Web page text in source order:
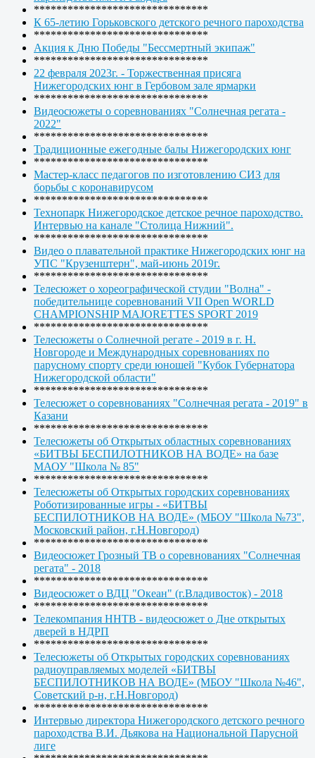
*******************************
К 65-летию Горьковского детского речного пароходства
*******************************
Акция к Дню Победы "Бессмертный экипаж"
*******************************
22 февраля 2023г. - Торжественная присяга
Нижегородских юнг в Гербовом зале ярмарки
*******************************
Видеосюжеты о соревнованиях "Солнечная регата -
2022"
*******************************
Традиционные ежегодные балы Нижегородских юнг
*******************************
Мастер-класс педагогов по изготовлению СИЗ для
борьбы с коронавирусом
*******************************
Технопарк Нижегородское детское речное пароходство.
Интервью на канале "Столица Нижний".
*******************************
Видео о плавательной практике Нижегородских юнг на
УПС "Крузенштерн", май-июнь 2019г.
*******************************
Телесюжет о хореографической студии "Волна" -
победительнице соревнований VII Open WORLD
CHAMPIONSHIP MAJORETTES SPORT 2019
*******************************
Телесюжеты о Солнечной регате - 2019 в г. Н.
Новгороде и Международных соревнованиях по
парусному спорту среди юношей "Кубок Губернатора
Нижегородской области"
*******************************
Телесюжет о соревнованиях "Солнечная регата - 2019" в
Казани
*******************************
Телесюжеты об Открытых областных соревнованиях
«БИТВЫ БЕСПИЛОТНИКОВ НА ВОДЕ» на базе
МАОУ "Школа № 85"
*******************************
Телесюжеты об Открытых городских соревнованиях
Роботизированные игры - «БИТВЫ
БЕСПИЛОТНИКОВ НА ВОДЕ» (МБОУ "Школа №73",
Московский район, г.Н.Новгород)
*******************************
Видеосюжет Грозный ТВ о соревнованиях "Солнечная
регата" - 2018
*******************************
Видеосюжет о ВДЦ "Океан" (г.Владивосток) - 2018
*******************************
Телекомпания ННТВ - видеосюжет о Дне открытых
дверей в НДРП
*******************************
Телесюжеты об Открытых городских соревнованиях
радиоуправляемых моделей «БИТВЫ
БЕСПИЛОТНИКОВ НА ВОДЕ» (МБОУ "Школа №46",
Советский р-н, г.Н.Новгород)
*******************************
Интервью директора Нижегородского детского речного
пароходства В.И. Дьякова на Национальной Парусной
лиге